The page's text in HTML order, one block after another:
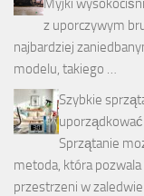
z uporczywym
najbardziej
modelu, takiego …
Szybkie
Sprzątanie
metoda, która
przestrzeni w zaledwie